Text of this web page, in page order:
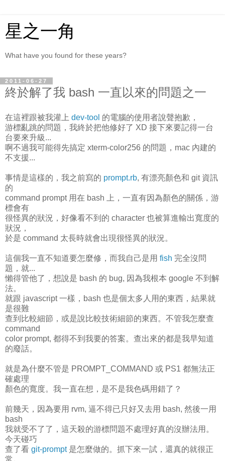
星之一角
What have you found for these years?
2011-06-27
終於解了我 bash 一直以來的問題之一
在這裡跟被我灌上 dev-tool 的電腦的使用者說聲抱歉，
游標亂跳的問題，我終於把他修好了 XD 接下來要記得一台
台要來升級...
啊不過我可能得先搞定 xterm-color256 的問題，mac 內建的
不支援...
事情是這樣的，我之前寫的 prompt.rb, 有漂亮顏色和 git 資訊
的
command prompt 用在 bash 上，一直有因為顏色的關係，游
標會有
很怪異的狀況，好像看不到的 character 也被算進輸出寬度的
狀況，
於是 command 太長時就會出現很怪異的狀況。
這個我一直不知道要怎麼修，而我自己是用 fish 完全沒問
題，就...
懶得管他了，想說是 bash 的 bug, 因為我根本 google 不到解
法。
就跟 javascript 一樣，bash 也是個太多人用的東西，結果就
是很難
查到比較細節，或是說比較技術細節的東西。不管我怎麼查
command
color prompt, 都得不到我要的答案。查出來的都是我早知道
的廢話。
就是為什麼不管是 PROMPT_COMMAND 或 PS1 都無法正
確處理
顏色的寬度。我一直在想，是不是我色碼用錯了？
前幾天，因為要用 rvm, 逼不得已只好又去用 bash, 然後一用
bash
我就受不了了，這天殺的游標問題不處理好真的沒辦法用。
今天碰巧
查了看 git-prompt是怎麼做的。抓下來一試，還真的就很正
常。